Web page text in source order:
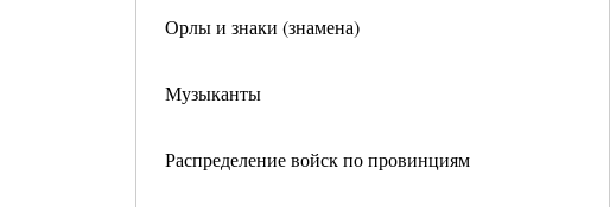
Орлы и знаки (знамена)
Музыканты
Распределение войск по провинциям